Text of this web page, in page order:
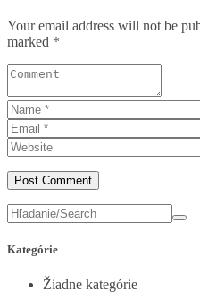
Your email address will not be
marked *
Kategórie
Žiadne kategórie